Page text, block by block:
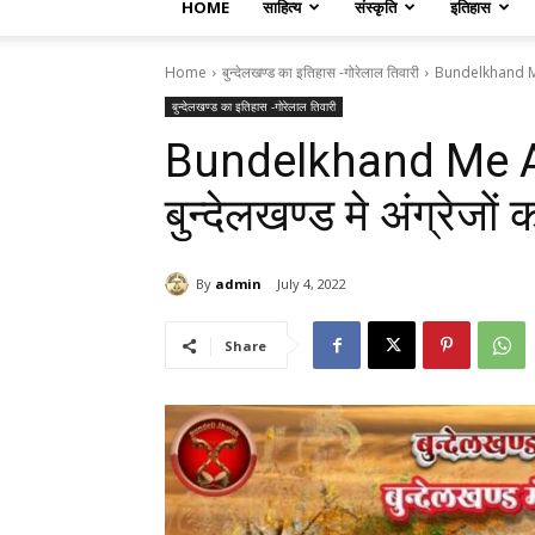
HOME साहित्य संस्कृति इतिहास
Home बुन्देलखण्ड का इतिहास -गोरेलाल तिवारी Bundelkhand
बुन्देलखण्ड का इतिहास -गोरेलाल तिवारी
Bundelkhand Me
बुन्देलखण्ड मे अंग्रेजों
By admin July 4, 2022
Share